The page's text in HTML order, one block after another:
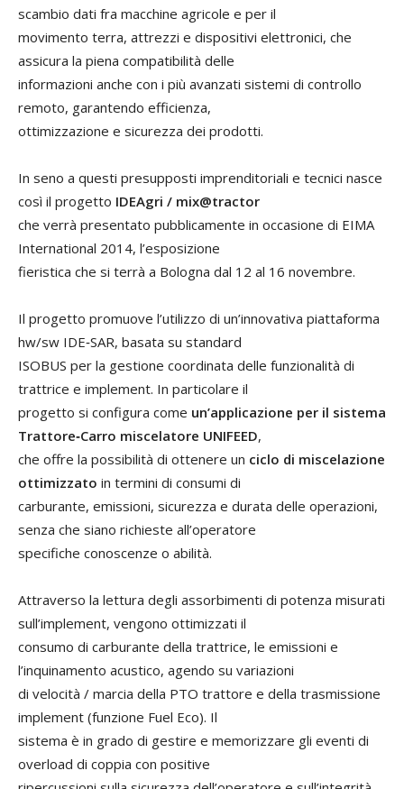
scambio dati fra macchine agricole e per il
movimento terra, attrezzi e dispositivi elettronici, che
assicura la piena compatibilità delle
informazioni anche con i più avanzati sistemi di controllo
remoto, garantendo efficienza,
ottimizzazione e sicurezza dei prodotti.
In seno a questi presupposti imprenditoriali e tecnici nasce
così il progetto IDEAgri / mix@tractor
che verrà presentato pubblicamente in occasione di EIMA
International 2014, l’esposizione
fieristica che si terrà a Bologna dal 12 al 16 novembre.
Il progetto promuove l’utilizzo di un’innovativa piattaforma
hw/sw IDE‐SAR, basata su standard
ISOBUS per la gestione coordinata delle funzionalità di
trattrice e implement. In particolare il
progetto si configura come un’applicazione per il sistema
Trattore‐Carro miscelatore UNIFEED,
che offre la possibilità di ottenere un ciclo di miscelazione
ottimizzato in termini di consumi di
carburante, emissioni, sicurezza e durata delle operazioni,
senza che siano richieste all’operatore
specifiche conoscenze o abilità.
Attraverso la lettura degli assorbimenti di potenza misurati
sull’implement, vengono ottimizzati il
consumo di carburante della trattrice, le emissioni e
l’inquinamento acustico, agendo su variazioni
di velocità / marcia della PTO trattore e della trasmissione
implement (funzione Fuel Eco). Il
sistema è in grado di gestire e memorizzare gli eventi di
overload di coppia con positive